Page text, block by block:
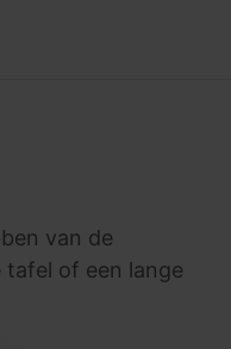
van de
of een lange